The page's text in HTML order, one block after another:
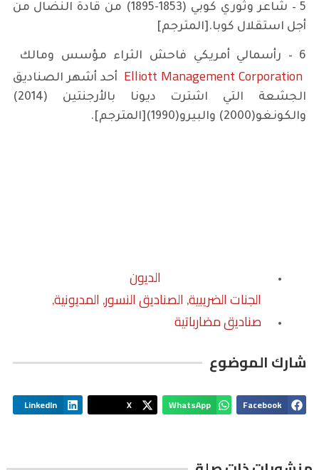
5 – شاعر وثوري كوبي (1853-1895) من قادة النضال من
أجل استقلال كوبا.[المترجم]
6 – رأسمالي أمريكي فاحش الثراء مؤسس ومالك
Elliott Management Corporation أحد أشهر الصناديق
الجشعة التي اشترت ديونا بالأرجنتين (2014)
والكونغو(2000) والبيرو(1990)[المترجم].
الديون
الجنات الضريبية, الصناديق النسور, المديونية,
صناديق مضارباتية
شارك الموضوع
Facebook
WhatsApp
X
LinkedIn